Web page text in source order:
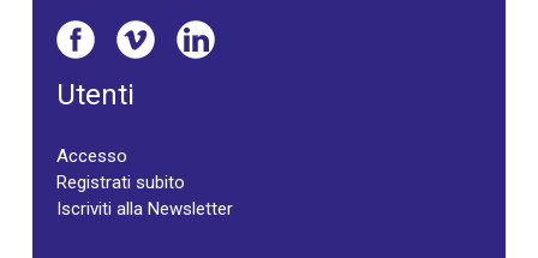
Utenti
Accesso
Registrati subito
Iscriviti alla Newsletter